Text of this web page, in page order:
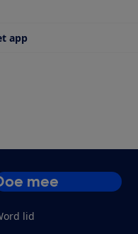
app
mee
lid